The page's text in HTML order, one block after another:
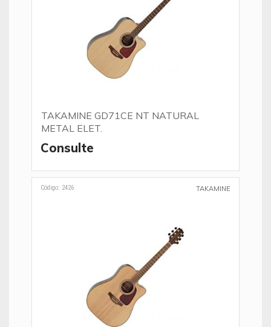
TAKAMINE GD71CE NT NATURAL
METAL ELET.
Consulte
Código: 2426 TAKAMINE